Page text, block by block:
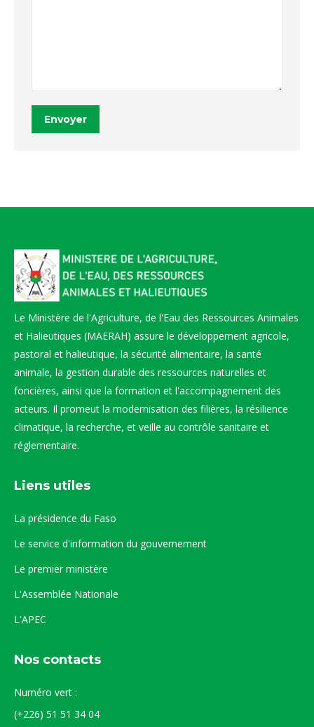
Envoyer
Le Ministère de l'Agriculture, de l'Eau des Ressources Animales
et Halieutiques (MAERAH) assure le développement agricole,
pastoral et halieutique, la sécurité alimentaire, la santé
animale, la gestion durable des ressources naturelles et
foncières, ainsi que la formation et l'accompagnement des
acteurs. Il promeut la modernisation des filières, la résilience
climatique, la recherche, et veille au contrôle sanitaire et
réglementaire.
Liens utiles
La présidence du Faso
Le service d'information du gouvernement
Le premier ministère
L'Assemblée Nationale
L'APEC
Nos contacts
Numéro vert :
(+226) 51 51 34 04